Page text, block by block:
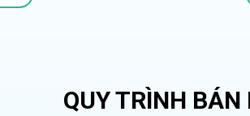
QUY TRÌNH